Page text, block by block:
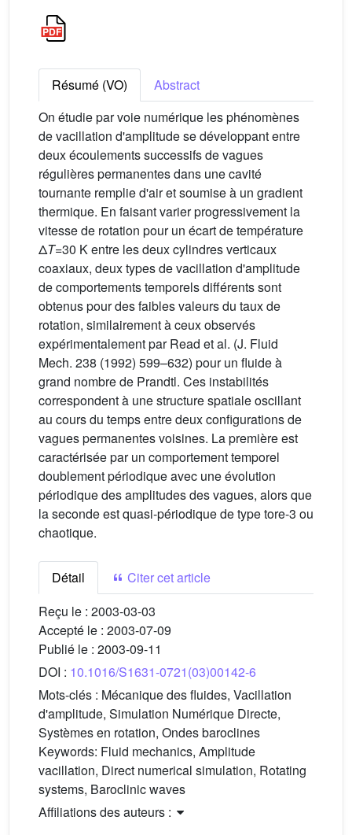
Résumé (VO)
Abstract
On étudie par voie numérique les phénomènes
de vacillation d'amplitude se développant entre
deux écoulements successifs de vagues
régulières permanentes dans une cavité
tournante remplie d'air et soumise à un gradient
thermique. En faisant varier progressivement la
vitesse de rotation pour un écart de température
ΔT=30 K entre les deux cylindres verticaux
coaxiaux, deux types de vacillation d'amplitude
de comportements temporels différents sont
obtenus pour des faibles valeurs du taux de
rotation, similairement à ceux observés
expérimentalement par Read et al. (J. Fluid
Mech. 238 (1992) 599–632) pour un fluide à
grand nombre de Prandtl. Ces instabilités
correspondent à une structure spatiale oscillant
au cours du temps entre deux configurations de
vagues permanentes voisines. La première est
caractérisée par un comportement temporel
doublement périodique avec une évolution
périodique des amplitudes des vagues, alors que
la seconde est quasi-périodique de type tore-3 ou
chaotique.
Détail
Citer cet article
Reçu le : 2003-03-03
Accepté le : 2003-07-09
Publié le : 2003-09-11
DOI : 10.1016/S1631-0721(03)00142-6
Mots-clés : Mécanique des fluides, Vacillation
d'amplitude, Simulation Numérique Directe,
Systèmes en rotation, Ondes baroclines
Keywords: Fluid mechanics, Amplitude
vacillation, Direct numerical simulation, Rotating
systems, Baroclinic waves
Affiliations des auteurs :